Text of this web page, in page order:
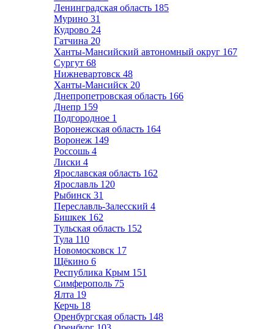
Ленинградская область 185
Мурино 31
Кудрово 24
Гатчина 20
Ханты-Мансийский автономный округ 167
Сургут 68
Нижневартовск 48
Ханты-Мансийск 20
Днепропетровская область 166
Днепр 159
Подгородное 1
Воронежская область 164
Воронеж 149
Россошь 4
Лиски 4
Ярославская область 162
Ярославль 120
Рыбинск 31
Переславль-Залесский 4
Бишкек 162
Тульская область 152
Тула 110
Новомосковск 17
Щёкино 6
Республика Крым 151
Симферополь 75
Ялта 19
Керчь 18
Оренбургская область 148